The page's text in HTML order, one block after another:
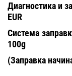
Диагностика и
EUR
Система
100g
(Заправка